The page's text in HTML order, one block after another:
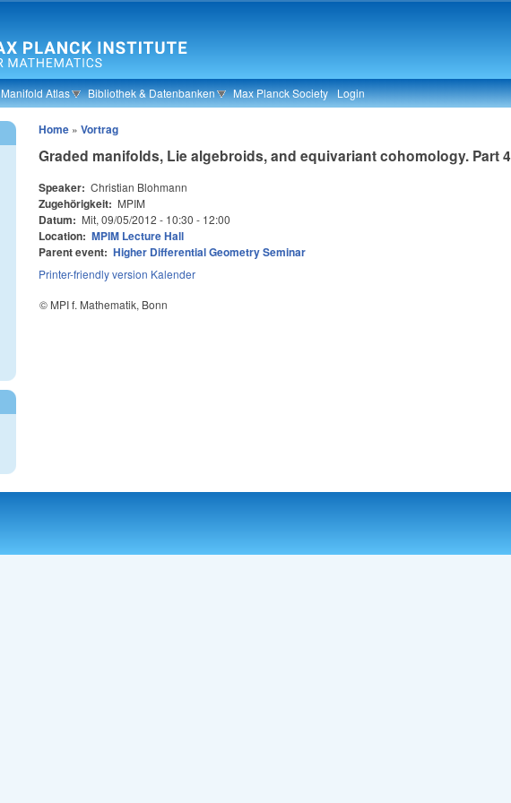
Manifold Atlas Bibliothek & Datenbanken Max Planck Society Login
Home »Vortrag
Graded manifolds, Lie algebroids, and equivariant cohomology. Part 4
Speaker: Christian Blohmann
Zugehörigkeit: MPIM
Datum: Mit, 09/05/2012 - 10:30 - 12:00
Location: MPIM Lecture Hall
Parent event: Higher Differential Geometry Seminar
Printer-friendly version Kalender
© MPI f. Mathematik, Bonn